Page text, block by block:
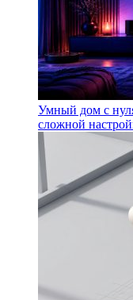
Умный дом с
сложной